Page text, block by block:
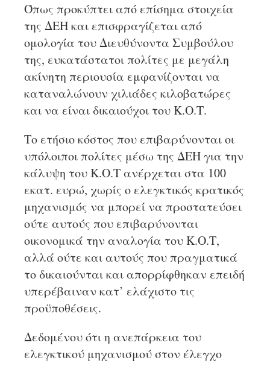
Όπως προκύπτει από επίσημα στοιχεία
της ΔΕΗ και επισφραγίζεται από
ομολογία του Διευθύνοντα Συμβούλου
της, ευκατάστατοι πολίτες με μεγάλη
ακίνητη περιουσία εμφανίζονται να
καταναλώνουν χιλιάδες κιλοβατώρες
και να είναι δικαιούχοι του Κ.Ο.Τ.
Το ετήσιο κόστος που επιβαρύνονται οι
υπόλοιποι πολίτες μέσω της ΔΕΗ για την
κάλυψη του Κ.Ο.Τ ανέρχεται στα 100
εκατ. ευρώ, χωρίς ο ελεγκτικός κρατικός
μηχανισμός να μπορεί να προστατεύσει
ούτε αυτούς που επιβαρύνονται
οικονομικά την αναλογία του Κ.Ο.Τ,
αλλά ούτε και αυτούς που πραγματικά
το δικαιούνται και απορρίφθηκαν επειδή
υπερέβαιναν κατ’ ελάχιστο τις
προϋποθέσεις.
Δεδομένου ότι η ανεπάρκεια του
ελεγκτικού μηχανισμού στον έλεγχο